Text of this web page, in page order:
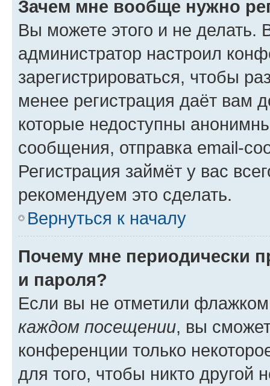
Зачем мне вообще нужно
Вы можете этого и не делать.
администратор настроил
зарегистрироваться, чтобы
менее регистрация даёт вам
которые недоступны
сообщения, отправка email-
Регистрация займёт у вас
рекомендуем это сделать.
Вернуться к началу
Почему мне периодически
и пароля?
Если вы не отметили
каждом посещении, вы
конференции только
для того, чтобы никто другой